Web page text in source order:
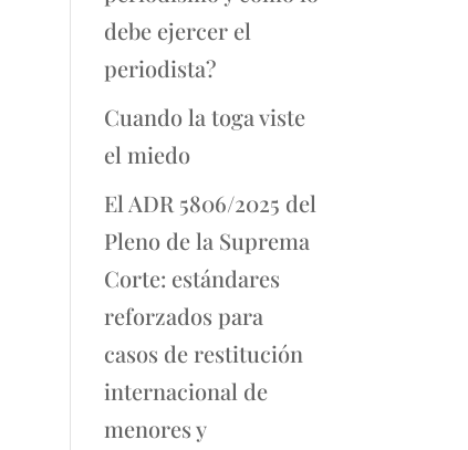
debe ejercer el
periodista?
Cuando la toga viste
el miedo
El ADR 5806/2025 del
Pleno de la Suprema
Corte: estándares
reforzados para
casos de restitución
internacional de
menores y